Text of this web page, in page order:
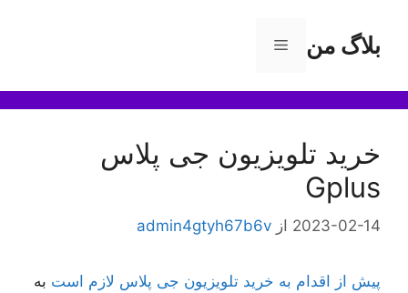
محتوابلاگ من فهرست
خرید تلویزیون جی پلاس
Gplus
2023-02-14 از admin4gtyh67b6v
پیش از اقدام به خرید تلویزیون جی پلاس لازم است به